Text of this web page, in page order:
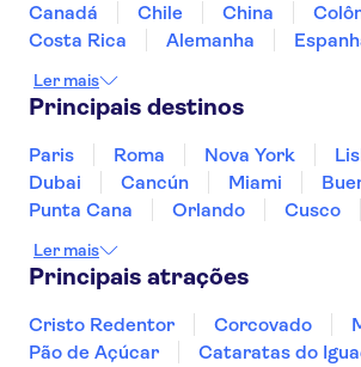
Canadá
Chile China
Costa Rica
Alemanha
Panamá
Peru
Ler mais
Principais destinos
Paris Roma Nova York
Dubai
Cancún Miami
Punta Cana
Orlando
Cusco
Mendoza
Salvador
Curitiba
Recife Fortaleza
Ler mais
Principais atrações
Cristo Redentor Corcovado
Pão de Açúcar
Cataratas do